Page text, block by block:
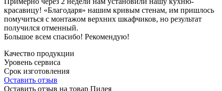
красавицу! «Благодаря» нашим кривым стенам, им пришлось
помучиться с монтажом верхних шкафчиков, но результат
получился отменный.
Большое всем спасибо! Рекомендую!
Качество продукции
Уровень сервиса
Срок изготовления
Оставить отзыв
Оставить отзыв на товар Пилея